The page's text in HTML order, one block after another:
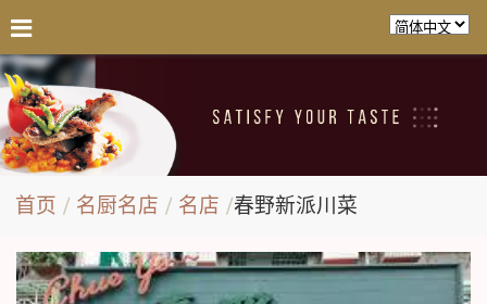
首页 名厨名店 名店 春野新派川菜